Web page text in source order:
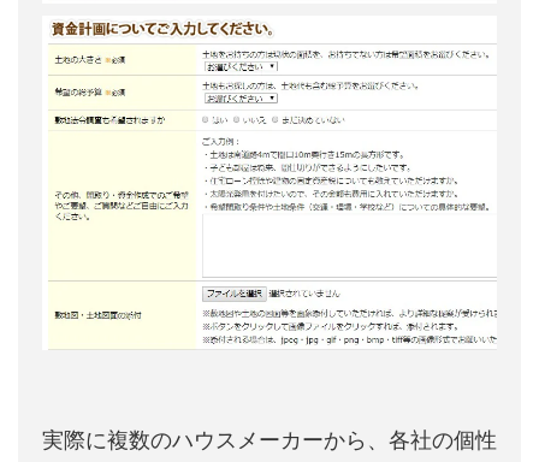
実際に複数のハウスメーカーから、各社の個性